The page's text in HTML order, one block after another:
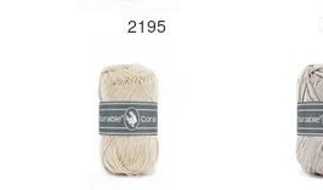
2195